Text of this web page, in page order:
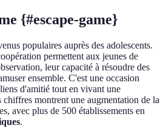
{#escape-game}
populaires auprès des adolescents.
permettent aux jeunes de
leur capacité à résoudre des
ensemble. C'est une occasion
d'amitié tout en vivant une
montrent une augmentation de la
avec plus de 500 établissements en
.